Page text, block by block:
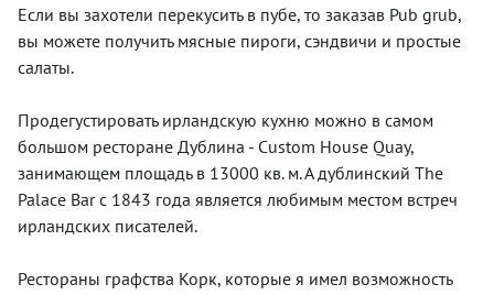
Если вы захотели перекусить в пубе, то заказав Pub grub,
вы можете получить мясные пироги, сэндвичи и простые
салаты.
Продегустировать ирландскую кухню можно в самом
большом ресторане Дублина - Custom House Quay,
занимающем площадь в 13000 кв. м. А дублинский The
Palace Bar с 1843 года является любимым местом встреч
ирландских писателей.
Рестораны графства Корк, которые я имел возможность